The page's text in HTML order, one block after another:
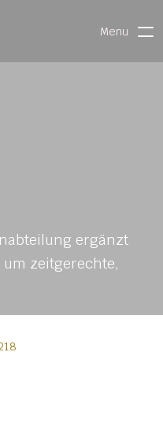
Menu
ergänzt
zeitgerechte,